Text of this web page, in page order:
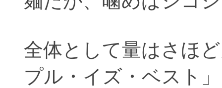
全体として量はさほ
プル・イズ・ベスト